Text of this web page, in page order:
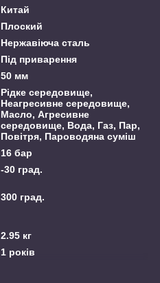
Китай
Плоский
Нержавіюча сталь
Під приварення
50 мм
Рідке середовище,
Неагресивне середовище,
Масло, Агресивне
середовище, Вода, Газ, Пар,
Повітря, Пароводяна суміш
16 бар
-30 град.
300 град.
2.95 кг
1 років